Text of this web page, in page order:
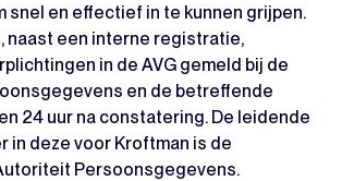
snel en effectief in te kunnen grijpen.
naast een interne registratie,
in de AVG gemeld bij de
en de betreffende
24 uur na constatering. De leidende
in deze voor Kroftman is de
Persoonsgegevens.